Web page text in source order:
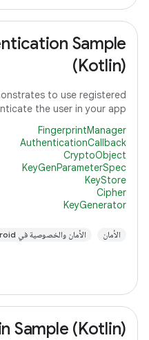
Sample
(Kotlin)
to use registered
the user in your app
FingerprintManager
AuthenticationCallback
CryptoObject
KeyGenParameterSpec
KeyStore
Cipher
KeyGenerator
الأمان الأمان والخصوصية في Android
Sample (Kotlin)